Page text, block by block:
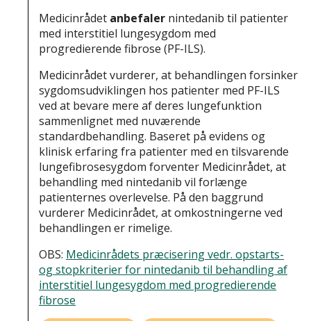
Medicinrådet anbefaler nintedanib til patienter
med interstitiel lungesygdom med
progredierende fibrose (PF-ILS).
Medicinrådet vurderer, at behandlingen forsinker
sygdomsudviklingen hos patienter med PF-ILS
ved at bevare mere af deres lungefunktion
sammenlignet med nuværende
standardbehandling. Baseret på evidens og
klinisk erfaring fra patienter med en tilsvarende
lungefibrosesygdom forventer Medicinrådet, at
behandling med nintedanib vil forlænge
patienternes overlevelse. På den baggrund
vurderer Medicinrådet, at omkostningerne ved
behandlingen er rimelige.
OBS: Medicinrådets præcisering vedr. opstarts-
og stopkriterier for nintedanib til behandling af
interstitiel lungesygdom med progredierende
fibrose